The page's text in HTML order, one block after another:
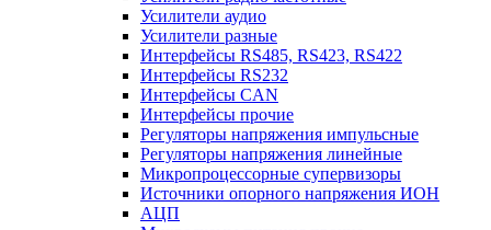
Усилители аудио
Усилители разные
Интерфейсы RS485, RS423, RS422
Интерфейсы RS232
Интерфейсы CAN
Интерфейсы прочие
Регуляторы напряжения импульсные
Регуляторы напряжения линейные
Микропроцессорные супервизоры
Источники опорного напряжения ИОН
АЦП